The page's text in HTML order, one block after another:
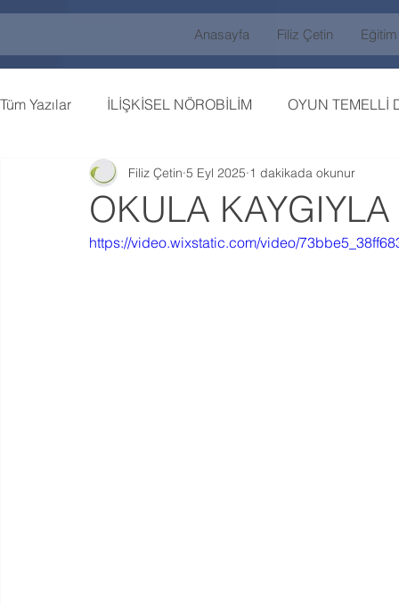
Tüm Yazılar İLİŞKİSEL NÖROBİLİM OYUN TEMELLİ
OKULA
Filiz Çetin 5 Eyl 2025 1 dakikada okunur
https://video.wixstatic.com/video/
Anasayfa Filiz Çetin